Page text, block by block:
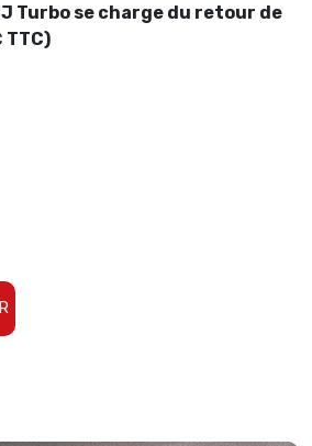
Turbo se charge du retour de
TTC)